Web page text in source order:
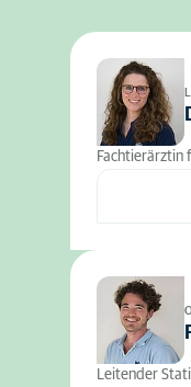
Fachtierärztin
Leitender